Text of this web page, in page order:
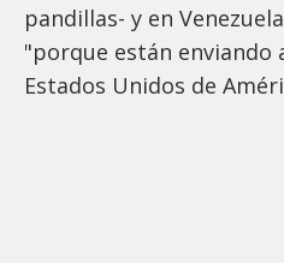
pandillas- y en
"porque están enviando
Estados Unidos de